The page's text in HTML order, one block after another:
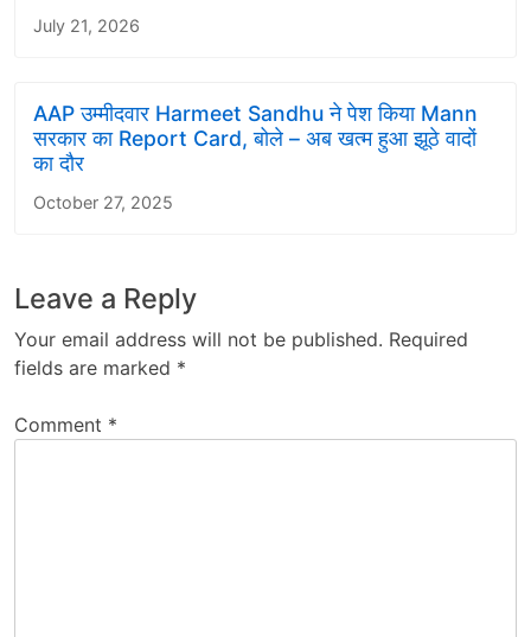
July 21, 2026
AAP उम्मीदवार Harmeet Sandhu ने पेश किया Mann
सरकार का Report Card, बोले – अब खत्म हुआ झूठे वादों
का दौर
October 27, 2025
Leave a Reply
Your email address will not be published. Required
fields are marked *
Comment *